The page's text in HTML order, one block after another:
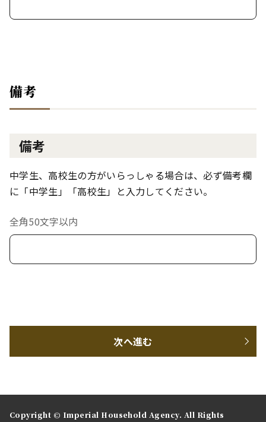
備考
備考
中学生、高校生の方がいらっしゃる場合は、必ず備考欄
に「中学生」「高校生」と入力してください。
全角50文字以内
次へ進む
Copyright © Imperial Household Agency. All Rights